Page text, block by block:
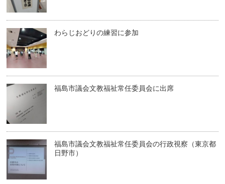
わらじおどりの練習に参加
福島市議会文教福祉常任委員会に出席
福島市議会文教福祉常任委員会の行政視察（東京都
日野市）